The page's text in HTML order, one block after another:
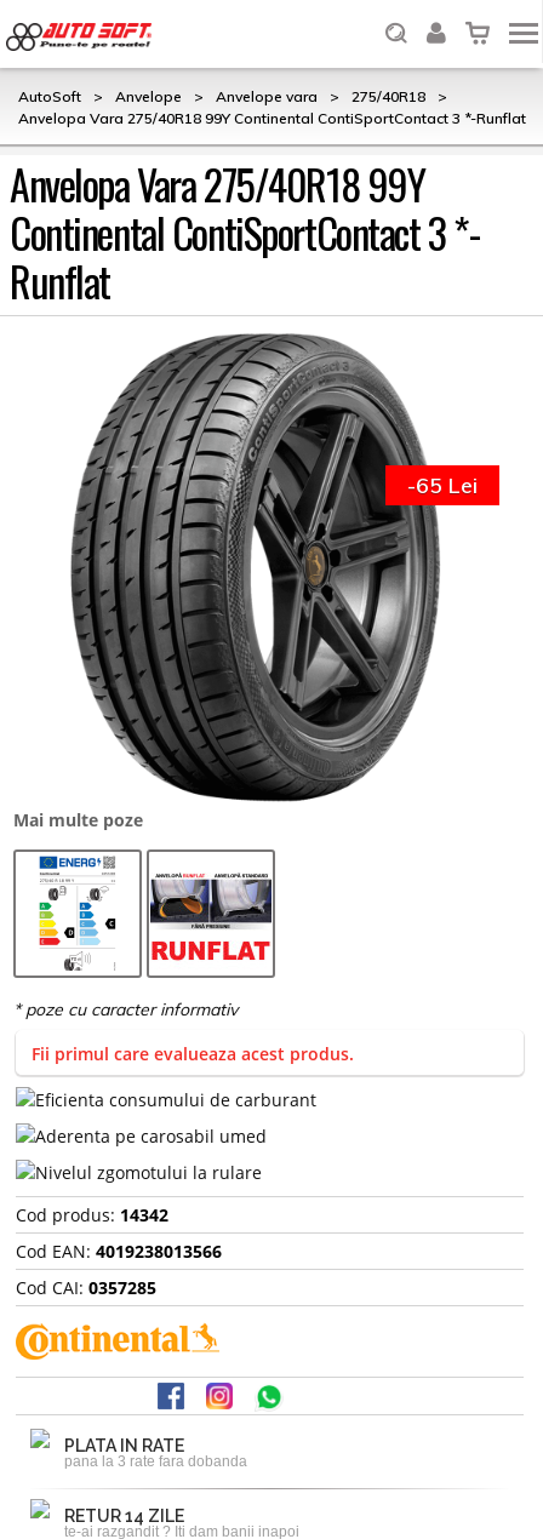
AutoSoft > Anvelope > Anvelope vara > 275/40R18
>
Anvelopa Vara 275/40R18 99Y Continental ContiSportContact 3 *-Runflat
Anvelopa Vara 275/40R18 99Y
Continental ContiSportContact 3 *-
Runflat
Mai multe poze
-65 Lei
Fii primul care evalueaza acest produs.
Cod produs: 14342
Cod EAN: 4019238013566
Cod CAI: 0357285
PLATA IN RATE
pana la 3 rate fara dobanda
RETUR 14 ZILE
te-ai razgandit ? Iti dam banii inapoi